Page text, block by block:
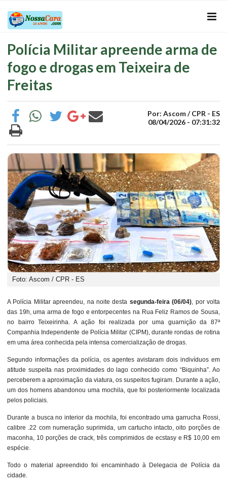
Polícia Militar apreende arma de
fogo e drogas em Teixeira de
Freitas
Por: Ascom / CPR - ES
08/04/2026 - 07:31:32
Foto: Ascom / CPR - ES
A Polícia Militar apreendeu, na noite desta segunda-feira (06/04), por volta
das 19h, uma arma de fogo e entorpecentes na Rua Feliz Ramos de Sousa,
no bairro Teixeirinha. A ação foi realizada por uma guarnição da 87ª
Companhia Independente de Polícia Militar (CIPM), durante rondas de rotina
em uma área conhecida pela intensa comercialização de drogas.
Segundo informações da polícia, os agentes avistaram dois indivíduos em
atitude suspeita nas proximidades do lago conhecido como “Biquinha”. Ao
perceberem a aproximação da viatura, os suspeitos fugiram. Durante a ação,
um dos homens abandonou uma mochila, que foi posteriormente localizada
pelos policiais.
Durante a busca no interior da mochila, foi encontrado uma garrucha Rossi,
calibre .22 com numeração suprimida, um cartucho intacto, oito porções de
maconha, 10 porções de crack, três comprimidos de ecstasy e R$ 10,00 em
espécie.
Todo o material apreendido foi encaminhado à Delegacia de Polícia da
cidade.